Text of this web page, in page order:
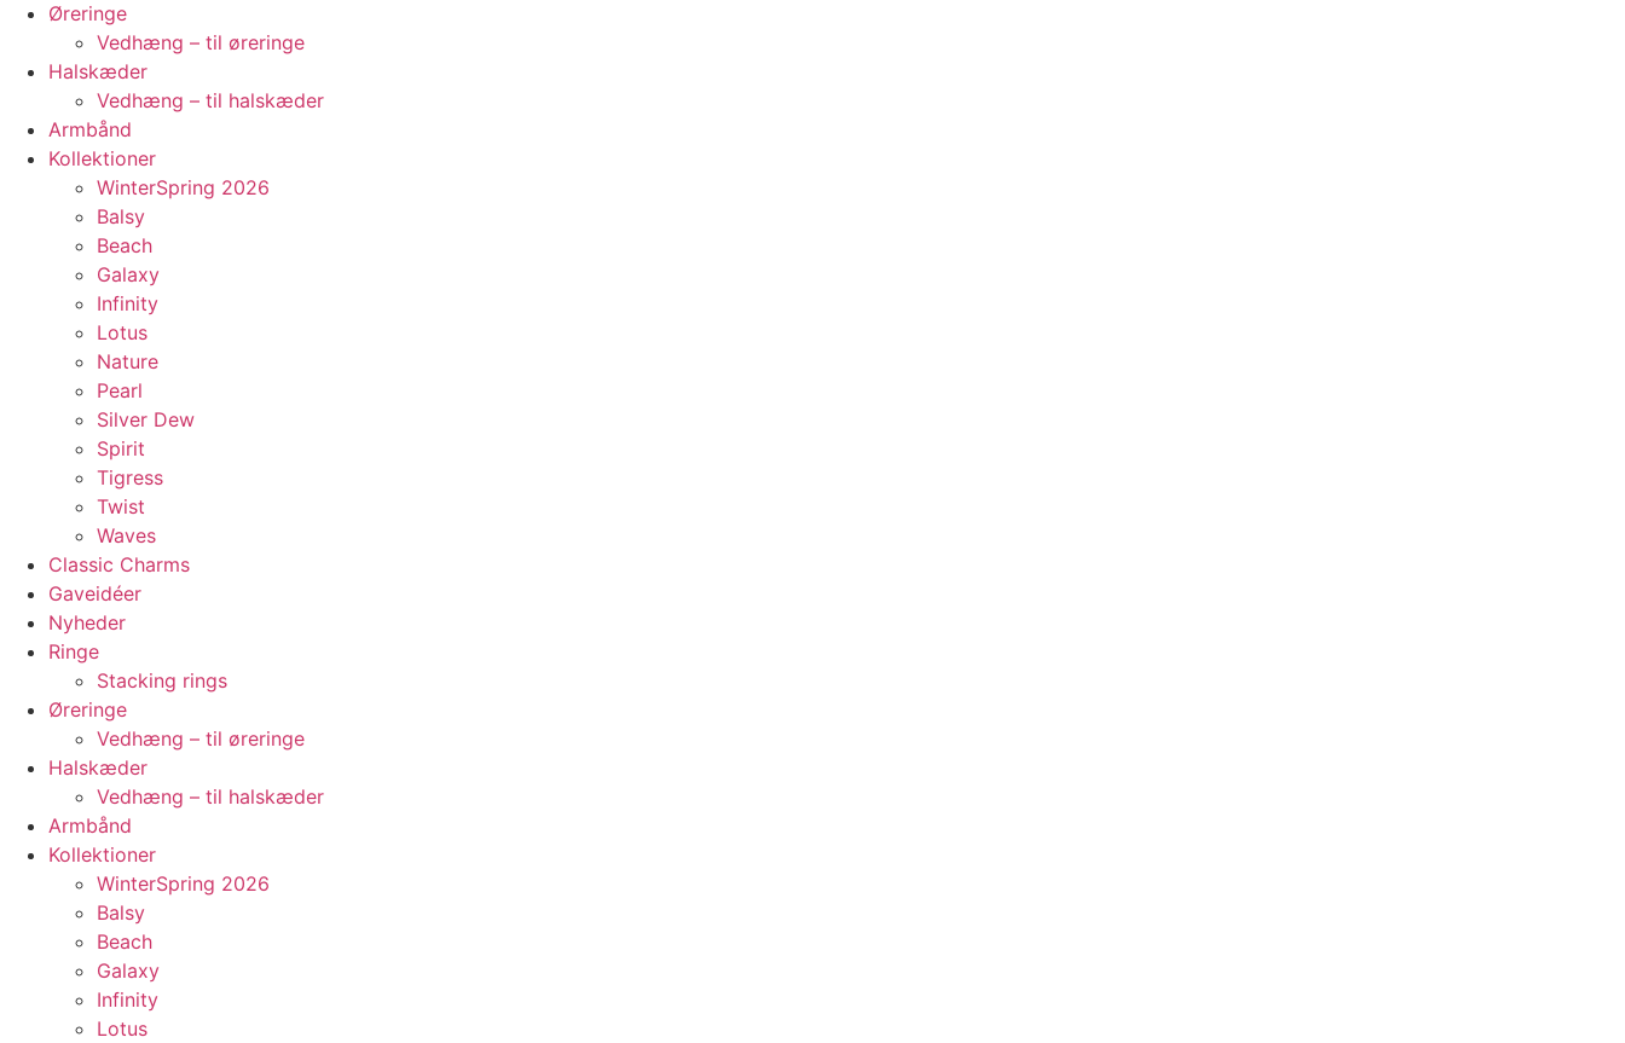
Øreringe
Vedhæng – til øreringe
Halskæder
Vedhæng – til halskæder
Armbånd
Kollektioner
WinterSpring 2026
Balsy
Beach
Galaxy
Infinity
Lotus
Nature
Pearl
Silver Dew
Spirit
Tigress
Twist
Waves
Classic Charms
Gaveidéer
Nyheder
Ringe
Stacking rings
Øreringe
Vedhæng – til øreringe
Halskæder
Vedhæng – til halskæder
Armbånd
Kollektioner
WinterSpring 2026
Balsy
Beach
Galaxy
Infinity
Lotus